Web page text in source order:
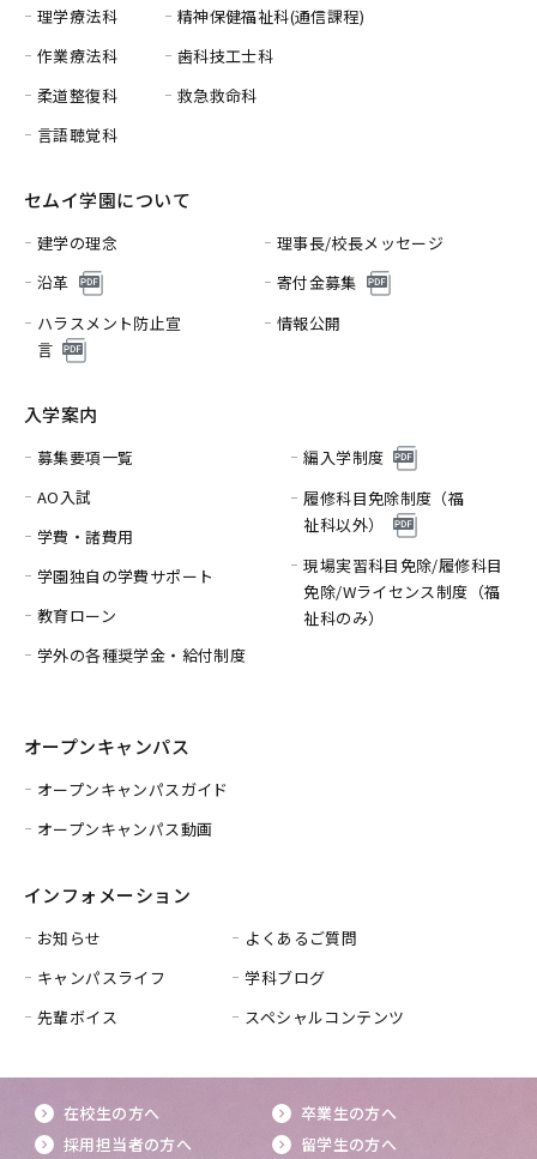
理学療法科
作業療法科
柔道整復科
言語聴覚科
精神保健福祉科(通信課程)
歯科技工士科
救急救命科
セムイ学園について
建学の理念
理事長/校長メッセージ
沿革
寄付金募集
ハラスメント防止宣
言
情報公開
入学案内
募集要項一覧
AO入試
学費・諸費用
学園独自の学費サポート
教育ローン
学外の各種奨学金・給付制度
編入学制度
履修科目免除制度（福
祉科以外）
現場実習科目免除/履修科目
免除/Wライセンス制度（福
祉科のみ）
オープンキャンパス
オープンキャンパスガイド
オープンキャンパス動画
インフォメーション
お知らせ
キャンパスライフ
先輩ボイス
よくあるご質問
学科ブログ
スペシャルコンテンツ
在校生の方へ
卒業生の方へ
採用担当者の方へ
留学生の方へ